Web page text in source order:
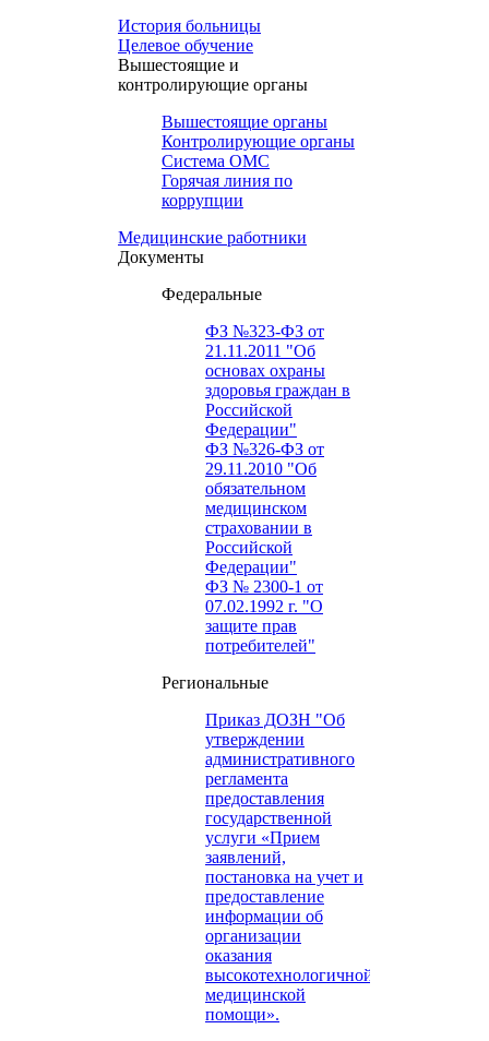
История больницы
Целевое обучение
Вышестоящие и
контролирующие органы
Вышестоящие органы
Контролирующие органы
Система ОМС
Горячая линия по
коррупции
Медицинские работники
Документы
Федеральные
ФЗ №323-ФЗ от
21.11.2011 "Об
основах охраны
здоровья граждан в
Российской
Федерации"
ФЗ №326-ФЗ от
29.11.2010 "Об
обязательном
медицинском
страховании в
Российской
Федерации"
ФЗ № 2300-1 от
07.02.1992 г. "О
защите прав
потребителей"
Региональные
Приказ ДОЗН "Об
утверждении
административного
регламента
предоставления
государственной
услуги «Прием
заявлений,
постановка на учет и
предоставление
информации об
организации
оказания
высокотехнологичной
медицинской
помощи».